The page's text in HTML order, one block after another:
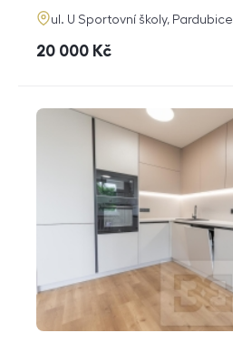
adresa
ul. U Sportovní školy, Pardubice
cena
20 000 Kč